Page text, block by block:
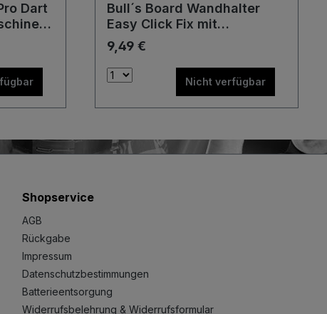
Dart
Bull´s Board Wandhalter
Easy Click Fix mit
integrierter Wasserwaage
Aufhängung Dartscheibe
9,49 €
Nicht verfügbar
Shopservice
AGB
Rückgabe
Impressum
Datenschutzbestimmungen
Batterieentsorgung
Widerrufsbelehrung & Widerrufsformular